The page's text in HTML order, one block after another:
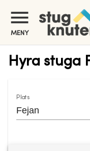
MENY
Hyra stuga
Plats